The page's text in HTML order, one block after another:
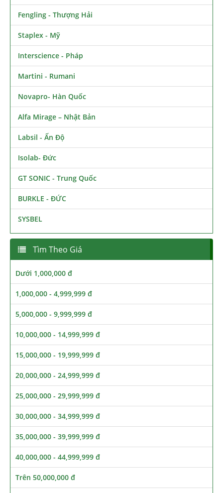
Fengling - Thượng Hải
Staplex - Mỹ
Interscience - Pháp
Martini - Rumani
Novapro- Hàn Quốc
Alfa Mirage – Nhật Bản
Labsil - Ấn Độ
Isolab- Đức
GT SONIC - Trung Quốc
BURKLE - ĐỨC
SYSBEL
Tìm Theo Giá
Dưới 1,000,000 đ
1,000,000 - 4,999,999 đ
5,000,000 - 9,999,999 đ
10,000,000 - 14,999,999 đ
15,000,000 - 19,999,999 đ
20,000,000 - 24,999,999 đ
25,000,000 - 29,999,999 đ
30,000,000 - 34,999,999 đ
35,000,000 - 39,999,999 đ
40,000,000 - 44,999,999 đ
Trên 50,000,000 đ